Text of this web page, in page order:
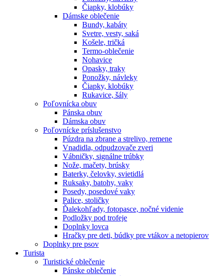
Čiapky, klobúky
Dámske oblečenie
Bundy, kabáty
Svetre, vesty, saká
Košele, tričká
Termo-oblečenie
Nohavice
Opasky, traky
Ponožky, návleky
Čiapky, klobúky
Rukavice, šály
Poľovnícka obuv
Pánska obuv
Dámska obuv
Poľovnícke príslušenstvo
Púzdra na zbrane a strelivo, remene
Vnadidla, odpudzovače zveri
Vábničky, signálne trúbky
Nože, mačety, brúsky
Baterky, čelovky, svietidlá
Ruksaky, batohy, vaky
Posedy, posedové vaky
Palice, stoličky
Ďalekohľady, fotopasce, nočné videnie
Podložky pod trofeje
Doplnky lovca
Hračky pre deti, búdky pre vtákov a netopierov
Doplnky pre psov
Turista
Turistické oblečenie
Pánske oblečenie